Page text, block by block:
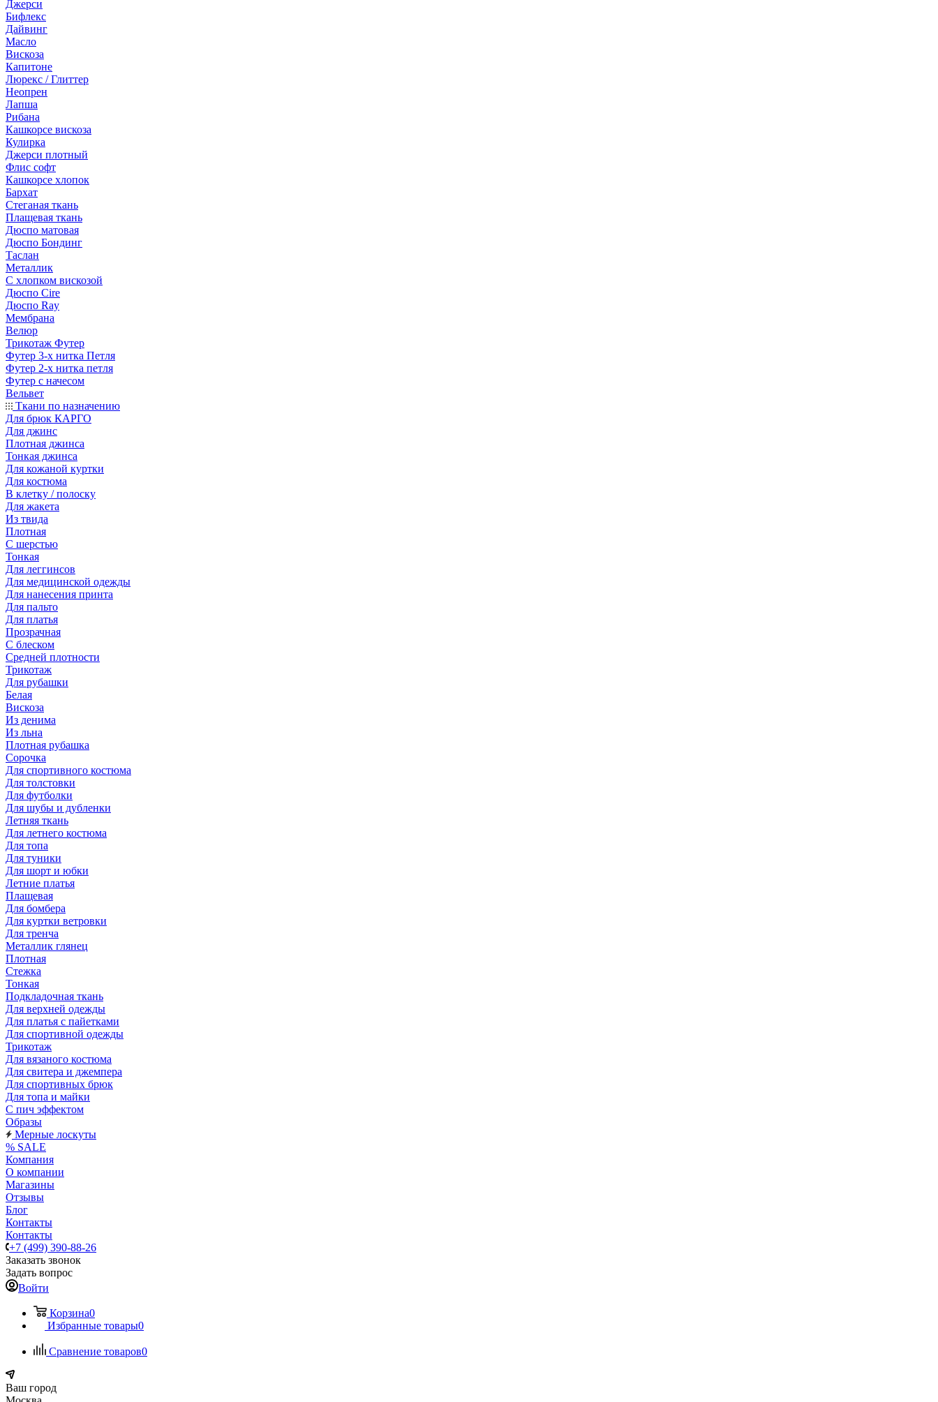
Джерси
Бифлекс
Дайвинг
Масло
Вискоза
Капитоне
Люрекс / Глиттер
Неопрен
Лапша
Рибана
Кашкорсе вискоза
Кулирка
Джерси плотный
Флис софт
Кашкорсе хлопок
Бархат
Стеганая ткань
Плащевая ткань
Дюспо матовая
Дюспо Бондинг
Таслан
Металлик
С хлопком вискозой
Дюспо Cire
Дюспо Ray
Мембрана
Велюр
Трикотаж Футер
Футер 3-х нитка Петля
Футер 2-х нитка петля
Футер с начесом
Вельвет
Ткани по назначению
Для брюк КАРГО
Для джинс
Плотная джинса
Тонкая джинса
Для кожаной куртки
Для костюма
В клетку / полоску
Для жакета
Из твида
Плотная
С шерстью
Тонкая
Для леггинсов
Для медицинской одежды
Для нанесения принта
Для пальто
Для платья
Прозрачная
С блеском
Средней плотности
Трикотаж
Для рубашки
Белая
Вискоза
Из денима
Из льна
Плотная рубашка
Сорочка
Для спортивного костюма
Для толстовки
Для футболки
Для шубы и дубленки
Летняя ткань
Для летнего костюма
Для топа
Для туники
Для шорт и юбки
Летние платья
Плащевая
Для бомбера
Для куртки ветровки
Для тренча
Металлик глянец
Плотная
Стежка
Тонкая
Подкладочная ткань
Для верхней одежды
Для платья с пайетками
Для спортивной одежды
Трикотаж
Для вязаного костюма
Для свитера и джемпера
Для спортивных брюк
Для топа и майки
С пич эффектом
Образы
Мерные лоскуты
% SALE
Компания
О компании
Магазины
Отзывы
Блог
Контакты
Контакты
+7 (499) 390-88-26
Заказать звонок
Задать вопрос
Войти
Корзина0
Избранные товары0
Сравнение товаров0
Ваш город